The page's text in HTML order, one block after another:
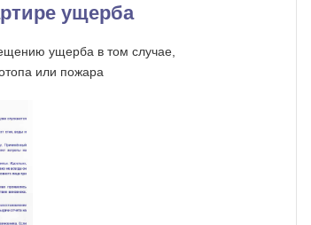
ущерба
ущерба в том случае,
или пожара